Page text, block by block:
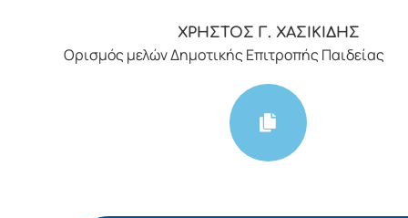
ΧΡΗΣΤΟΣ Γ. ΧΑΣΙΚΙΔΗΣ
Ορισμός μελών Δημοτικής Επιτροπής Παιδείας